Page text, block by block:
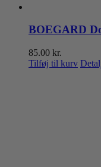
BOEGARD
85.00 kr.
Tilføj til kurv